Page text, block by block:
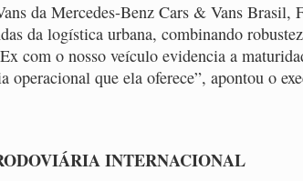
da Mercedes-Benz Cars & Vans Brasil,
da logística urbana, combinando
com o nosso veículo evidencia a
operacional que ela oferece”, apontou o
INTERNACIONAL